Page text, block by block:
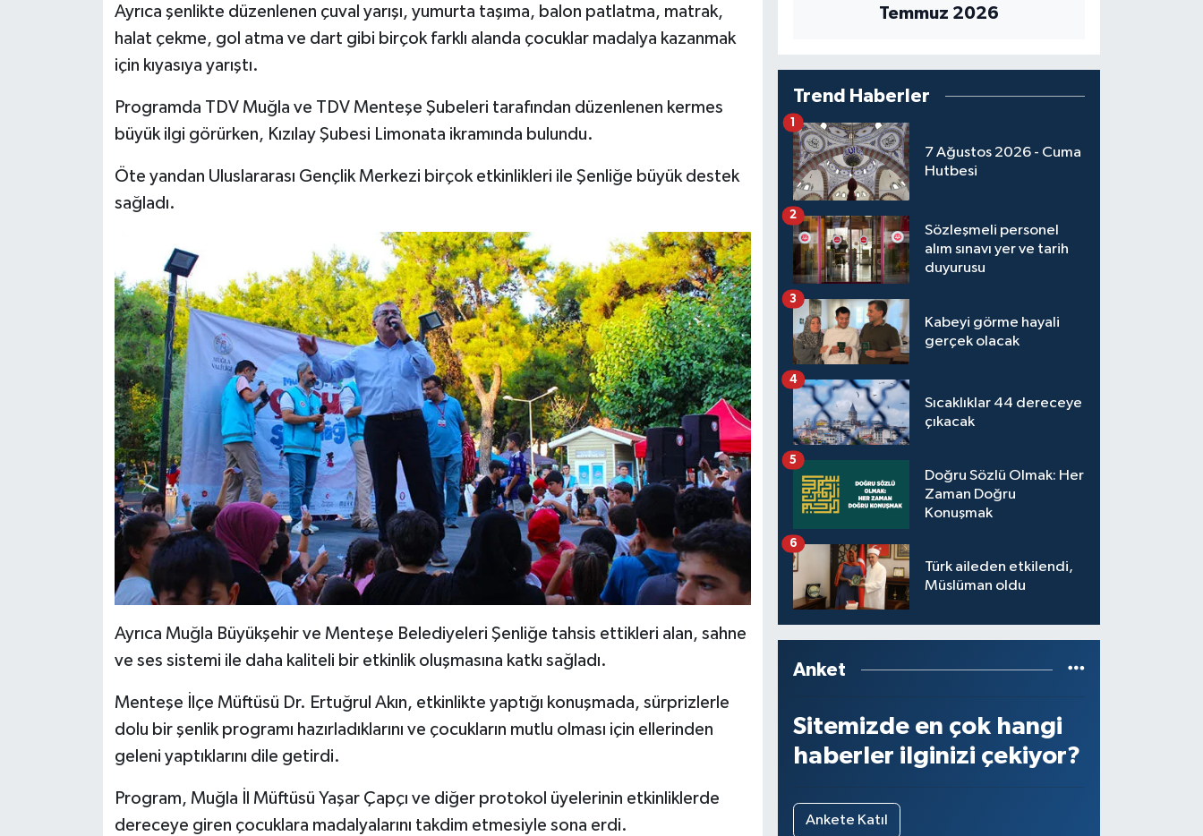
Ayrıca şenlikte düzenlenen çuval yarışı, yumurta taşıma, balon patlatma, matrak,
halat çekme, gol atma ve dart gibi birçok farklı alanda çocuklar madalya kazanmak
için kıyasıya yarıştı.
Programda TDV Muğla ve TDV Menteşe Şubeleri tarafından düzenlenen kermes
büyük ilgi görürken, Kızılay Şubesi Limonata ikramında bulundu.
Öte yandan Uluslararası Gençlik Merkezi birçok etkinlikleri ile Şenliğe büyük destek
sağladı.
Ayrıca Muğla Büyükşehir ve Menteşe Belediyeleri Şenliğe tahsis ettikleri alan, sahne
ve ses sistemi ile daha kaliteli bir etkinlik oluşmasına katkı sağladı.
Menteşe İlçe Müftüsü Dr. Ertuğrul Akın, etkinlikte yaptığı konuşmada, sürprizlerle
dolu bir şenlik programı hazırladıklarını ve çocukların mutlu olması için ellerinden
geleni yaptıklarını dile getirdi.
Program, Muğla İl Müftüsü Yaşar Çapçı ve diğer protokol üyelerinin etkinliklerde
dereceye giren çocuklara madalyalarını takdim etmesiyle sona erdi.
Temmuz 2026
Trend Haberler
7 Ağustos 2026 - Cuma
Hutbesi
1
Sözleşmeli personel
alım sınavı yer ve tarih
duyurusu
2
Kabeyi görme hayali
gerçek olacak
3
Sıcaklıklar 44 dereceye
çıkacak
4
Doğru Sözlü Olmak: Her
Zaman Doğru
Konuşmak
5
Türk aileden etkilendi,
Müslüman oldu
6
Anket
Sitemizde en çok hangi
haberler ilginizi çekiyor?
Ankete Katıl
Bitlis Müftülüğü
Burdur Müftülüğü
Bursa Müftülüğü
Çankırı Müftülüğü
Çorum Müftülüğü
Denizli Müftülüğü
Diyarbakır Müftülüğü
Düzce Müftülüğü
Edirne Müftülüğü
Elazığ Müftülüğü
Erzincan Müftülüğü
Erzurum Müftülüğü
Gaziantep Müftülüğü
Gümüşhane Müftülüğü
Duyurular
Bilim, Teknoloji
Biyografiler
Diyanet TV
İhtida Haberleri